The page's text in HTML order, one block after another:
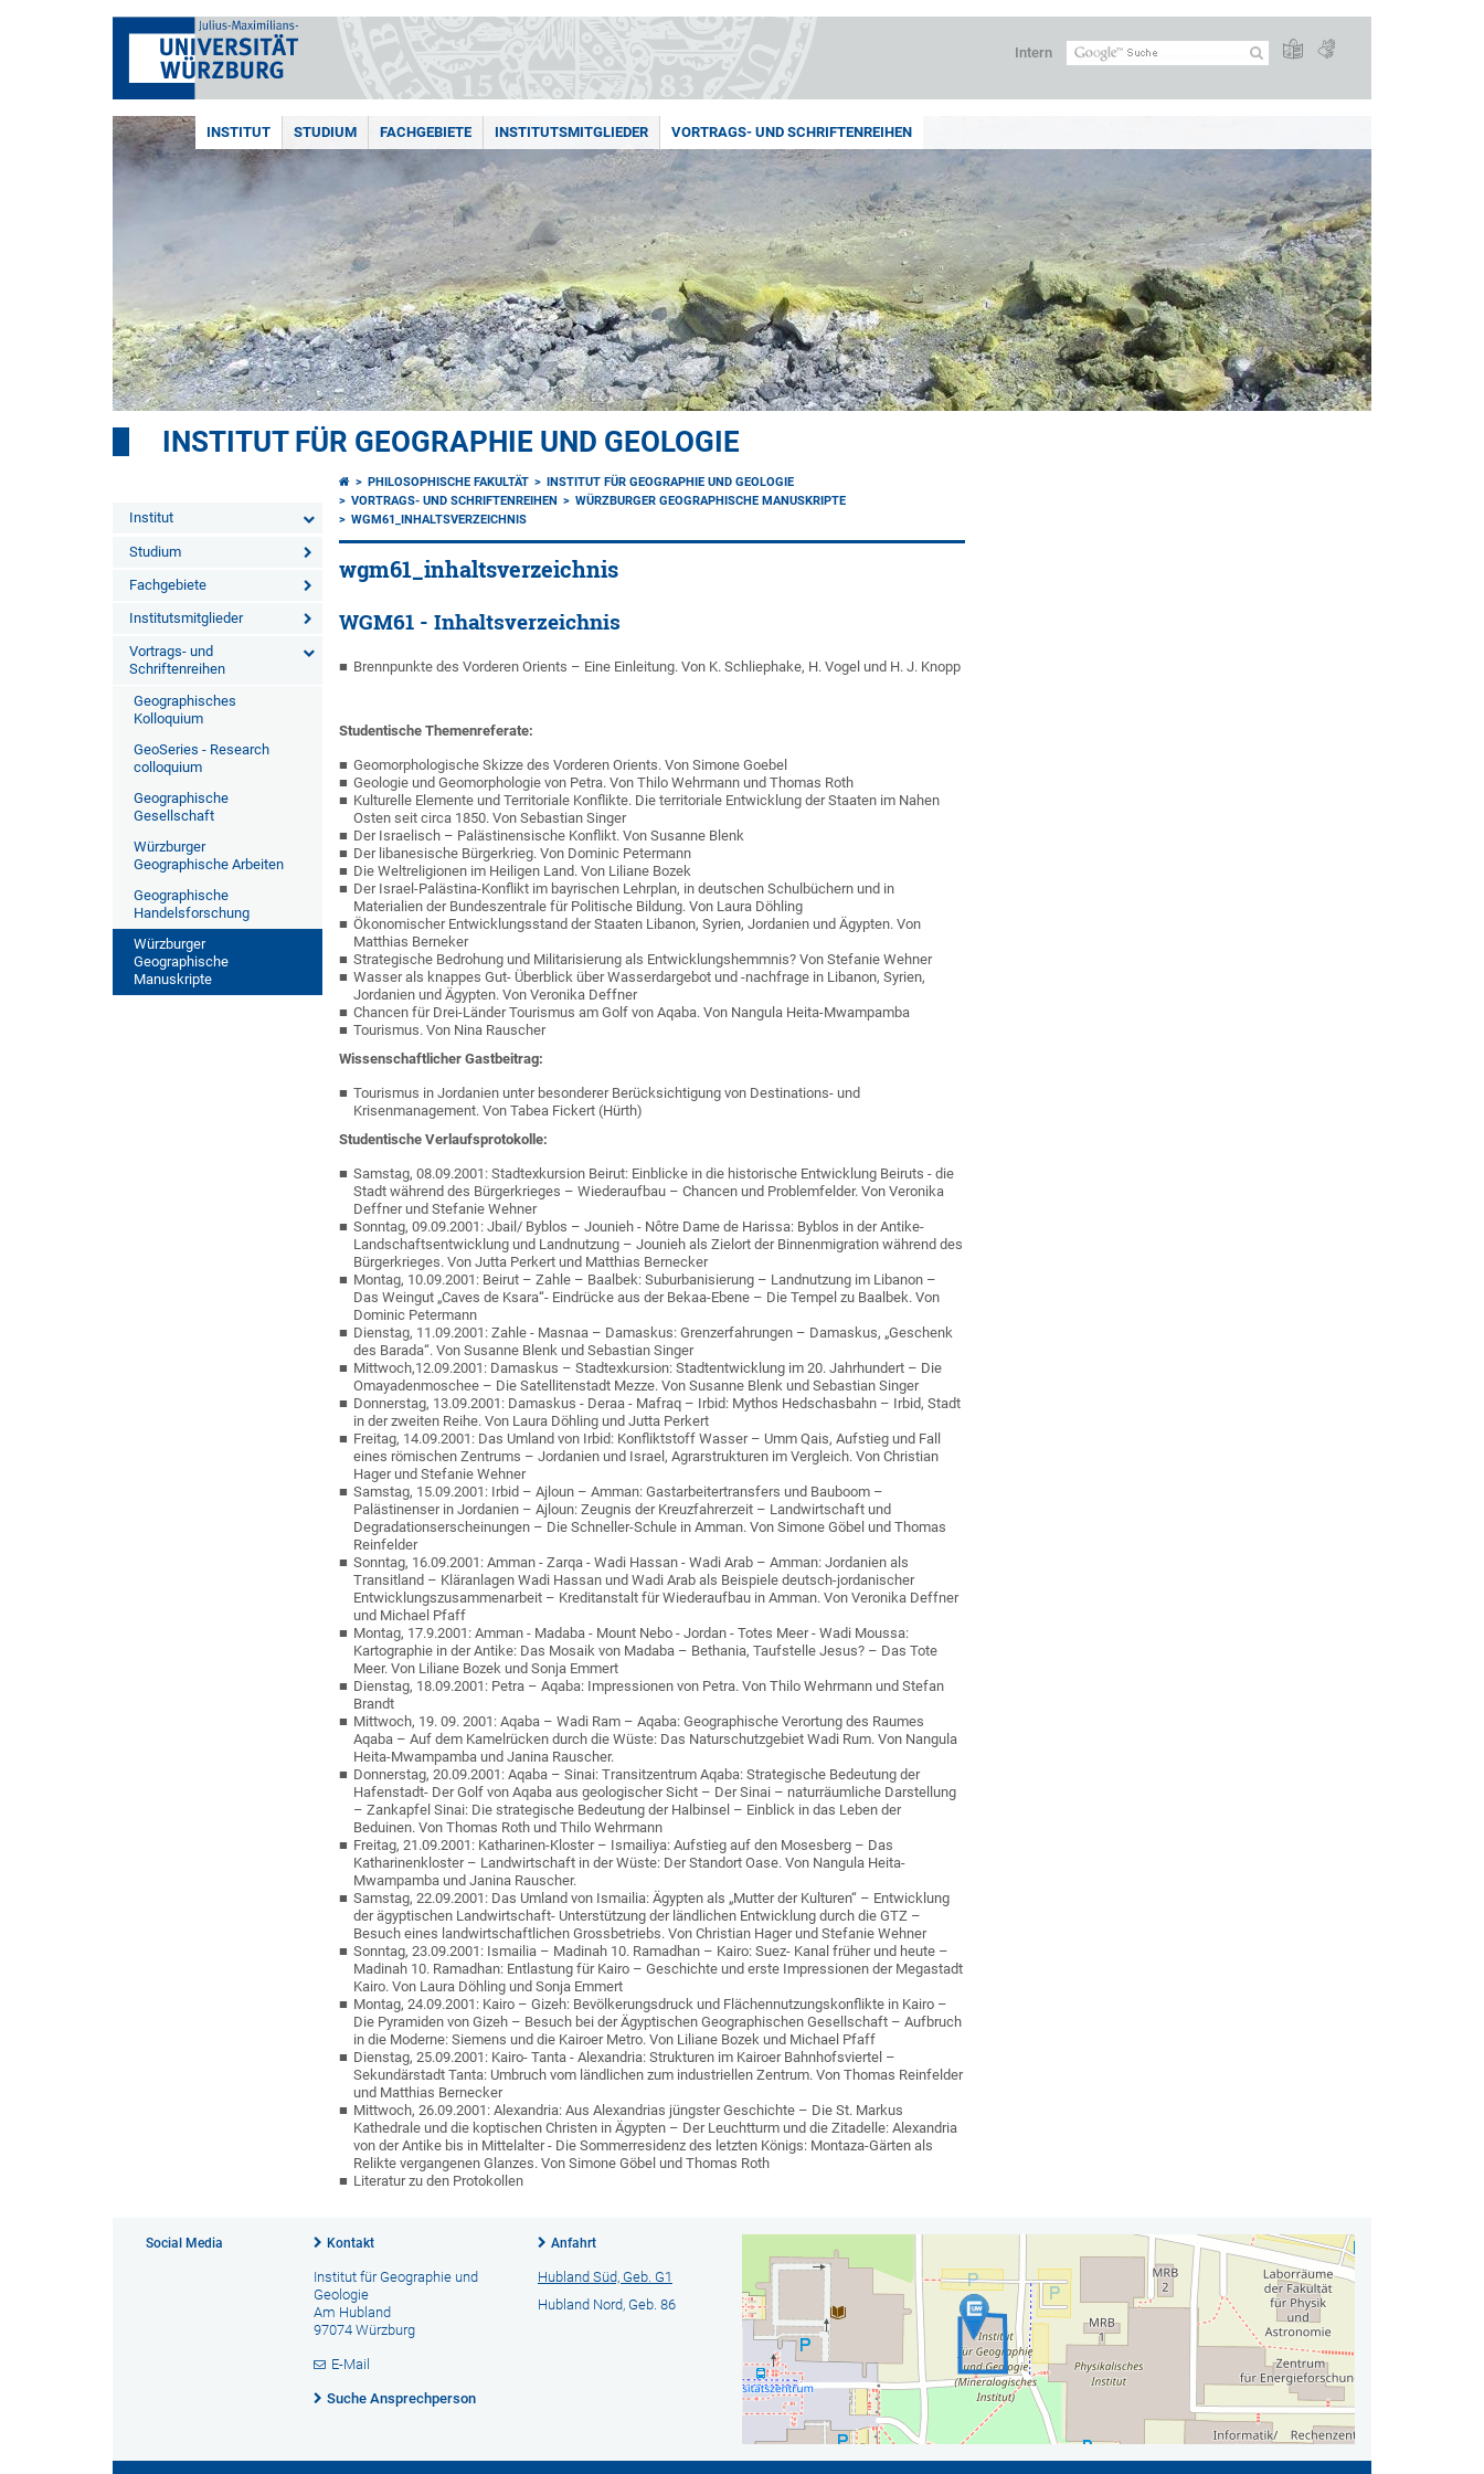
Intern
INSTITUT STUDIUM FACHGEBIETE INSTITUTSMITGLIEDER VORTRAGS- UND SCHRIFTENREIHEN
INSTITUT FÜR GEOGRAPHIE UND GEOLOGIE
Institut
Studium
Fachgebiete
Institutsmitglieder
Vortrags- und
Schriftenreihen
Geographisches
Kolloquium
GeoSeries - Research
colloquium
Geographische
Gesellschaft
Würzburger
Geographische Arbeiten
Geographische
Handelsforschung
Würzburger
Geographische
Manuskripte
PHILOSOPHISCHE FAKULTÄT
INSTITUT FÜR GEOGRAPHIE UND GEOLOGIE
VORTRAGS- UND SCHRIFTENREIHEN
WÜRZBURGER GEOGRAPHISCHE MANUSKRIPTE
WGM61_INHALTSVERZEICHNIS
wgm61_inhaltsverzeichnis
WGM61 - Inhaltsverzeichnis
Brennpunkte des Vorderen Orients – Eine Einleitung. Von K. Schliephake, H. Vogel und H. J. Knopp
Studentische Themenreferate:
Geomorphologische Skizze des Vorderen Orients. Von Simone Goebel
Geologie und Geomorphologie von Petra. Von Thilo Wehrmann und Thomas Roth
Kulturelle Elemente und Territoriale Konflikte. Die territoriale Entwicklung der Staaten im Nahen
Osten seit circa 1850. Von Sebastian Singer
Der Israelisch – Palästinensische Konflikt. Von Susanne Blenk
Der libanesische Bürgerkrieg. Von Dominic Petermann
Die Weltreligionen im Heiligen Land. Von Liliane Bozek
Der Israel-Palästina-Konflikt im bayrischen Lehrplan, in deutschen Schulbüchern und in
Materialien der Bundeszentrale für Politische Bildung. Von Laura Döhling
Ökonomischer Entwicklungsstand der Staaten Libanon, Syrien, Jordanien und Ägypten. Von
Matthias Berneker
Strategische Bedrohung und Militarisierung als Entwicklungshemmnis? Von Stefanie Wehner
Wasser als knappes Gut- Überblick über Wasserdargebot und -nachfrage in Libanon, Syrien,
Jordanien und Ägypten. Von Veronika Deffner
Chancen für Drei-Länder Tourismus am Golf von Aqaba. Von Nangula Heita-Mwampamba
Tourismus. Von Nina Rauscher
Wissenschaftlicher Gastbeitrag:
Tourismus in Jordanien unter besonderer Berücksichtigung von Destinations- und
Krisenmanagement. Von Tabea Fickert (Hürth)
Studentische Verlaufsprotokolle:
Samstag, 08.09.2001: Stadtexkursion Beirut: Einblicke in die historische Entwicklung Beiruts - die
Stadt während des Bürgerkrieges – Wiederaufbau – Chancen und Problemfelder. Von Veronika
Deffner und Stefanie Wehner
Sonntag, 09.09.2001: Jbail/ Byblos – Jounieh - Nôtre Dame de Harissa: Byblos in der Antike-
Landschaftsentwicklung und Landnutzung – Jounieh als Zielort der Binnenmigration während des
Bürgerkrieges. Von Jutta Perkert und Matthias Bernecker
Montag, 10.09.2001: Beirut – Zahle – Baalbek: Suburbanisierung – Landnutzung im Libanon –
Das Weingut „Caves de Ksara“- Eindrücke aus der Bekaa-Ebene – Die Tempel zu Baalbek. Von
Dominic Petermann
Dienstag, 11.09.2001: Zahle - Masnaa – Damaskus: Grenzerfahrungen – Damaskus, „Geschenk
des Barada“. Von Susanne Blenk und Sebastian Singer
Mittwoch,12.09.2001: Damaskus – Stadtexkursion: Stadtentwicklung im 20. Jahrhundert – Die
Omayadenmoschee – Die Satellitenstadt Mezze. Von Susanne Blenk und Sebastian Singer
Donnerstag, 13.09.2001: Damaskus - Deraa - Mafraq – Irbid: Mythos Hedschasbahn – Irbid, Stadt
in der zweiten Reihe. Von Laura Döhling und Jutta Perkert
Freitag, 14.09.2001: Das Umland von Irbid: Konfliktstoff Wasser – Umm Qais, Aufstieg und Fall
eines römischen Zentrums – Jordanien und Israel, Agrarstrukturen im Vergleich. Von Christian
Hager und Stefanie Wehner
Samstag, 15.09.2001: Irbid – Ajloun – Amman: Gastarbeitertransfers und Bauboom –
Palästinenser in Jordanien – Ajloun: Zeugnis der Kreuzfahrerzeit – Landwirtschaft und
Degradationserscheinungen – Die Schneller-Schule in Amman. Von Simone Göbel und Thomas
Reinfelder
Sonntag, 16.09.2001: Amman - Zarqa - Wadi Hassan - Wadi Arab – Amman: Jordanien als
Transitland – Kläranlagen Wadi Hassan und Wadi Arab als Beispiele deutsch-jordanischer
Entwicklungszusammenarbeit – Kreditanstalt für Wiederaufbau in Amman. Von Veronika Deffner
und Michael Pfaff
Montag, 17.9.2001: Amman - Madaba - Mount Nebo - Jordan - Totes Meer - Wadi Moussa:
Kartographie in der Antike: Das Mosaik von Madaba – Bethania, Taufstelle Jesus? – Das Tote
Meer. Von Liliane Bozek und Sonja Emmert
Dienstag, 18.09.2001: Petra – Aqaba: Impressionen von Petra. Von Thilo Wehrmann und Stefan
Brandt
Mittwoch, 19. 09. 2001: Aqaba – Wadi Ram – Aqaba: Geographische Verortung des Raumes
Aqaba – Auf dem Kamelrücken durch die Wüste: Das Naturschutzgebiet Wadi Rum. Von Nangula
Heita-Mwampamba und Janina Rauscher.
Donnerstag, 20.09.2001: Aqaba – Sinai: Transitzentrum Aqaba: Strategische Bedeutung der
Hafenstadt- Der Golf von Aqaba aus geologischer Sicht – Der Sinai – naturräumliche Darstellung
– Zankapfel Sinai: Die strategische Bedeutung der Halbinsel – Einblick in das Leben der
Beduinen. Von Thomas Roth und Thilo Wehrmann
Freitag, 21.09.2001: Katharinen-Kloster – Ismailiya: Aufstieg auf den Mosesberg – Das
Katharinenkloster – Landwirtschaft in der Wüste: Der Standort Oase. Von Nangula Heita-
Mwampamba und Janina Rauscher.
Samstag, 22.09.2001: Das Umland von Ismailia: Ägypten als „Mutter der Kulturen“ – Entwicklung
der ägyptischen Landwirtschaft- Unterstützung der ländlichen Entwicklung durch die GTZ –
Besuch eines landwirtschaftlichen Grossbetriebs. Von Christian Hager und Stefanie Wehner
Sonntag, 23.09.2001: Ismailia – Madinah 10. Ramadhan – Kairo: Suez- Kanal früher und heute –
Madinah 10. Ramadhan: Entlastung für Kairo – Geschichte und erste Impressionen der Megastadt
Kairo. Von Laura Döhling und Sonja Emmert
Montag, 24.09.2001: Kairo – Gizeh: Bevölkerungsdruck und Flächennutzungskonflikte in Kairo –
Die Pyramiden von Gizeh – Besuch bei der Ägyptischen Geographischen Gesellschaft – Aufbruch
in die Moderne: Siemens und die Kairoer Metro. Von Liliane Bozek und Michael Pfaff
Dienstag, 25.09.2001: Kairo- Tanta - Alexandria: Strukturen im Kairoer Bahnhofsviertel –
Sekundärstadt Tanta: Umbruch vom ländlichen zum industriellen Zentrum. Von Thomas Reinfelder
und Matthias Bernecker
Mittwoch, 26.09.2001: Alexandria: Aus Alexandrias jüngster Geschichte – Die St. Markus
Kathedrale und die koptischen Christen in Ägypten – Der Leuchtturm und die Zitadelle: Alexandria
von der Antike bis in Mittelalter - Die Sommerresidenz des letzten Königs: Montaza-Gärten als
Relikte vergangenen Glanzes. Von Simone Göbel und Thomas Roth
Literatur zu den Protokollen
Social Media Kontakt
Institut für Geographie und
Geologie
Am Hubland
97074 Würzburg
E-Mail
Suche Ansprechperson
Anfahrt
Hubland Süd, Geb. G1
Hubland Nord, Geb. 86